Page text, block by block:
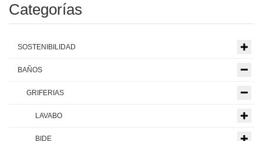
Categorías
SOSTENIBILIDAD
BAÑOS
GRIFERIAS
LAVABO
BIDE